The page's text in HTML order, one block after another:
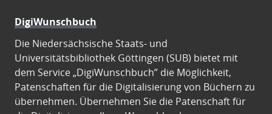
DigiWunschbuch
Die Niedersächsische Staats- und
Universitätsbibliothek Göttingen (SUB) bietet mit
dem Service „DigiWunschbuch” die Möglichkeit,
Patenschaften für die Digitalisierung von Büchern zu
übernehmen. Übernehmen Sie die Patenschaft für